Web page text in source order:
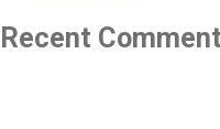
Recent